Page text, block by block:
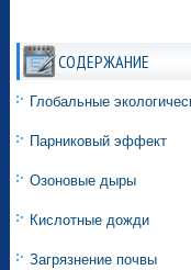
СОДЕРЖАНИЕ
Глобальные
Парниковый эффект
Озоновые дыры
Кислотные дожди
Загрязнение почвы